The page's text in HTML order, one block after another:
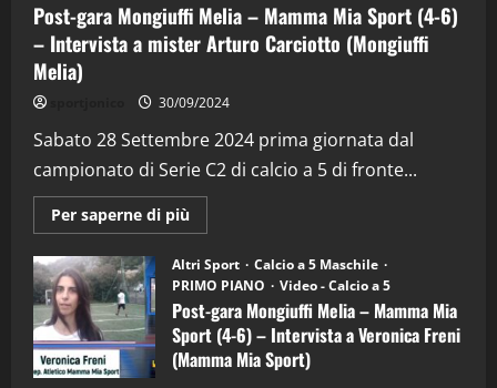
Post-gara Mongiuffi Melia – Mamma Mia Sport (4-6)
– Intervista a mister Arturo Carciotto (Mongiuffi
Melia)
30/09/2024
Sabato 28 Settembre 2024 prima giornata dal
campionato di Serie C2 di calcio a 5 di fronte...
Per saperne di più
informazioni
Post-
gara
Mongiuffi
Melia
–
Mamma
Mia
Sport
Altri Sport
Calcio a 5 Maschile
PRIMO PIANO
Video - Calcio a 5
Post-gara Mongiuffi Melia – Mamma Mia
Sport (4-6) – Intervista a Veronica Freni
(Mamma Mia Sport)
2
“SportEmpire” in Podcast: 29^ Puntata
(Martedi 28 Aprile 2026)
28/04/2026
3
"SportEmpire" in Podcast
“SportEmpire” in Podcast: 28^ Puntata
(Martedi 21 Aprile 2026)
21/04/2026